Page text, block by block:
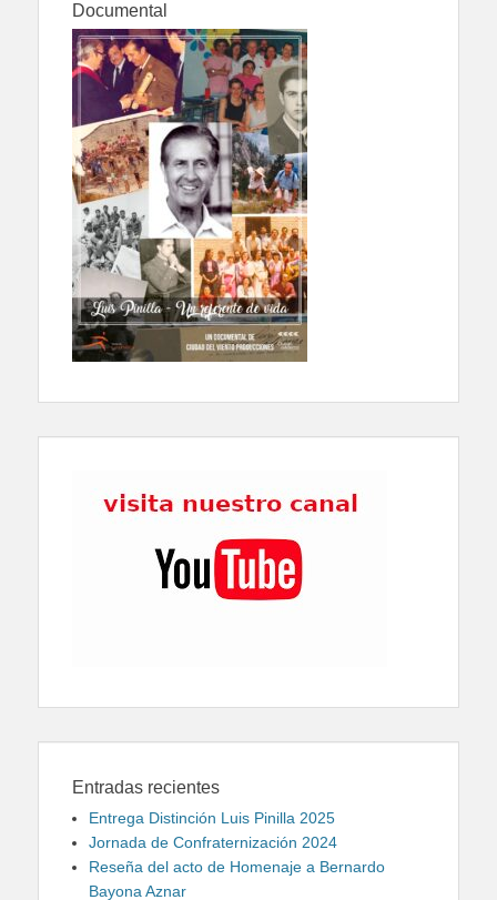
Documental
Entradas recientes
Entrega Distinción Luis Pinilla 2025
Jornada de Confraternización 2024
Reseña del acto de Homenaje a Bernardo
Bayona Aznar